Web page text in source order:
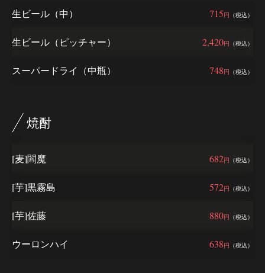
715円 （税込）
生ビール（中）
2,420円 （税込）
生ビール（ピッチャー）
748円 （税込）
スーパードライ（中瓶）
焼酎
682円 （税込）
[麦]閻魔
572円 （税込）
[芋]黒霧島
880円 （税込）
[芋]佐藤
638円 （税込）
ウーロンハイ